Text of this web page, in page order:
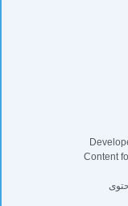
Content